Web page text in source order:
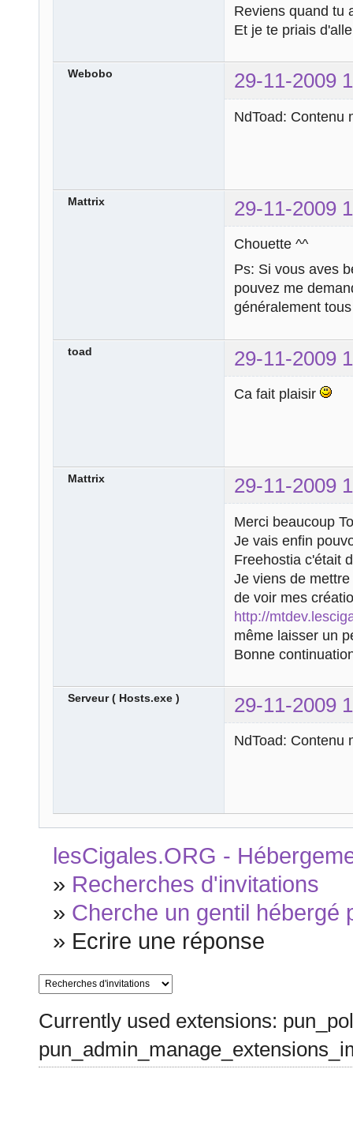
Reviens quand tu
Et je te priais
Webobo 29-11-2009
NdToad: Contenu
Mattrix 29-11-2009
Chouette ^^
Ps: Si vous aves
pouvez me
généralement
toad 29-11-2009
Ca fait plaisir
Mattrix 29-11-2009
Merci beaucoup
Je vais enfin
Freehostia c'était
Je viens de
de voir mes
http://
même laisser un
Bonne
Serveur ( Hosts.exe ) 29-11-2009
NdToad: Contenu
lesCigales.ORG -
» Recherches d'invitations
» Cherche un gentil hébergé
» Ecrire une réponse
Currently used extensions: